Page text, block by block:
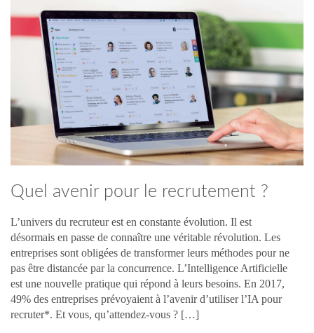
Quel avenir pour le recrutement ?
L’univers du recruteur est en constante évolution. Il est
désormais en passe de connaître une véritable révolution. Les
entreprises sont obligées de transformer leurs méthodes pour ne
pas être distancée par la concurrence. L’Intelligence Artificielle
est une nouvelle pratique qui répond à leurs besoins. En 2017,
49% des entreprises prévoyaient à l’avenir d’utiliser l’IA pour
recruter*. Et vous, qu’attendez-vous ? […]